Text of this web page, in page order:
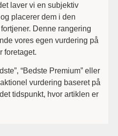
laver vi en subjektiv
placerer dem i den
Denne rangering
vores egen vurdering på
foretaget.
“Bedste Premium” eller
vurdering baseret på
tidspunkt, hvor artiklen er